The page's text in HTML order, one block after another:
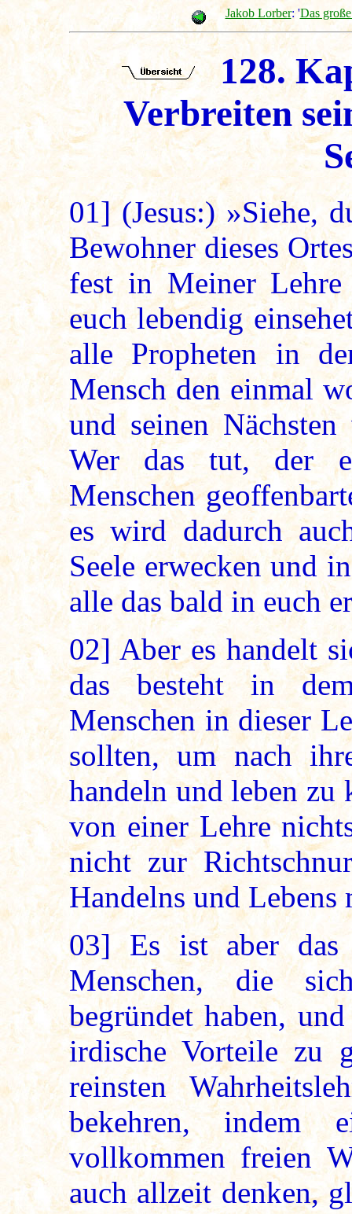
Jakob Lorber: 'Das
128.
Verbreiten
01](Jesus:) »Siehe,
Bewohner dieses
fest in Meiner
euch lebendig
alle Propheten in
Mensch den einmal
und seinen
Wer das tut, der
Menschen
es wird dadurch
Seele erwecken und
alle das bald in euch
02] Aber es handelt
das besteht in
Menschen in dieser
sollten, um nach
handeln und leben zu
von einer Lehre
nicht zur
Handelns und Lebens
03] Es ist aber das
Menschen, die
begründet haben,
irdische Vorteile zu
reinsten
bekehren, indem
vollkommen freien
auch allzeit denken,